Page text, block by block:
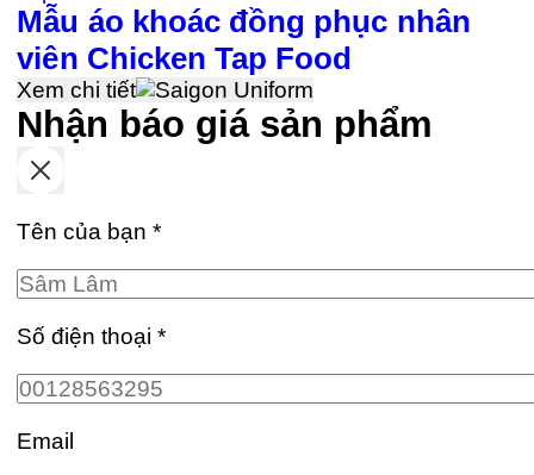
Mẫu áo khoác đồng phục nhân
viên Chicken Tap Food
Xem chi tiết
Nhận báo giá sản phẩm
Tên của bạn*
Số điện thoại*
Email